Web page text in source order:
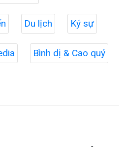
Du lịch Ký sự
Bình dị & Cao quý